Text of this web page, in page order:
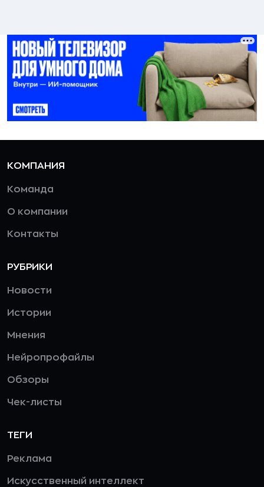
КОМПАНИЯ
Команда
О компании
Контакты
РУБРИКИ
Новости
Истории
Мнения
Нейропрофайлы
Обзоры
Чек-листы
ТЕГИ
Реклама
Искусственный интеллект